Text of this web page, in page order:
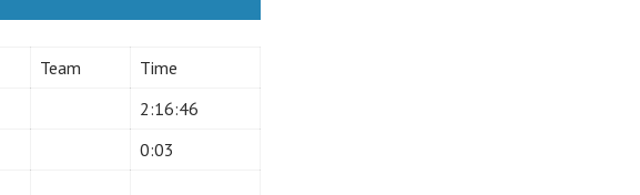
Team
Time
2:16:46
0:03
,,